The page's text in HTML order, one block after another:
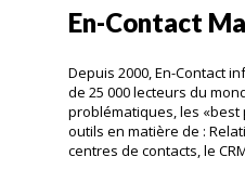
En-Contact
Depuis 2000, En-Contact
de 25 000 lecteurs du
problématiques, les «best
outils en matière de :
centres de contacts, le